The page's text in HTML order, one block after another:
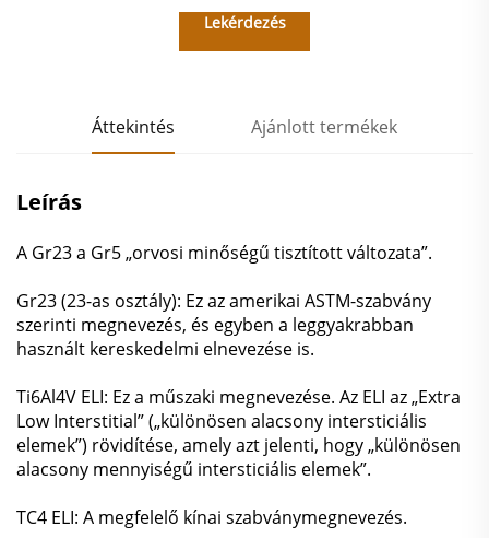
Lekérdezés
Áttekintés Ajánlott termékek
Leírás
A Gr23 a Gr5 „orvosi minőségű tisztított változata”.
Gr23 (23-as osztály): Ez az amerikai ASTM-szabvány
szerinti megnevezés, és egyben a leggyakrabban
használt kereskedelmi elnevezése is.
Ti6Al4V ELI: Ez a műszaki megnevezése. Az ELI az „Extra
Low Interstitial” („különösen alacsony intersticiális
elemek”) rövidítése, amely azt jelenti, hogy „különösen
alacsony mennyiségű intersticiális elemek”.
TC4 ELI: A megfelelő kínai szabványmegnevezés.